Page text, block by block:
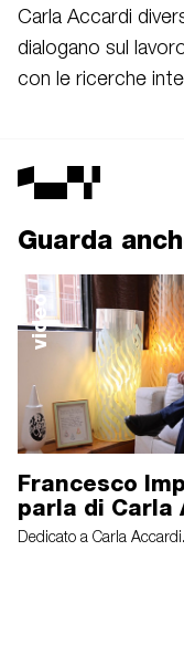
Carla Accardi
dialogano sul
con le ricerche
Guarda
video
Francesco
parla di Carla
Dedicato a Carla